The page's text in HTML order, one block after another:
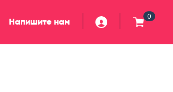
Напишите нам 0